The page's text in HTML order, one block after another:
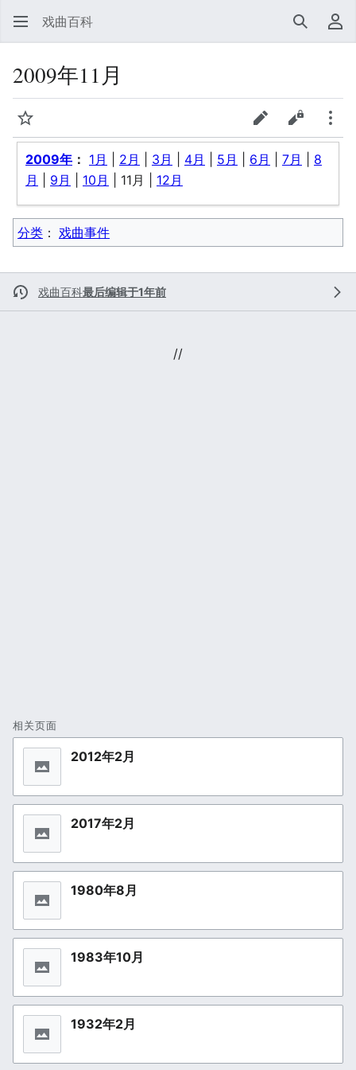
戏曲百科 搜索 用
2009年11月
监视 查看表单查看源代
更多
2009年 ： 1月 2月 3月 4月 5月 6月 7月
8
月
9月 10月 11月 12月
分类 ：​ 戏曲事件
戏曲百科最后编辑于1年前
//
相关页面
2012年2月
2017年2月
1980年8月
1983年10月
1932年2月